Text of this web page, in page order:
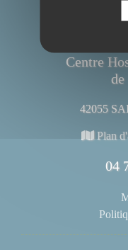
Centre
42055
Plan
04